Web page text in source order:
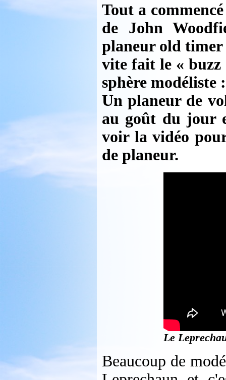
Tout a
de John
planeur old timer
vite fait le «
sphère modéliste
Un planeur de
au goût du jour
voir la vidéo
de planeur.
Le
Beaucoup de